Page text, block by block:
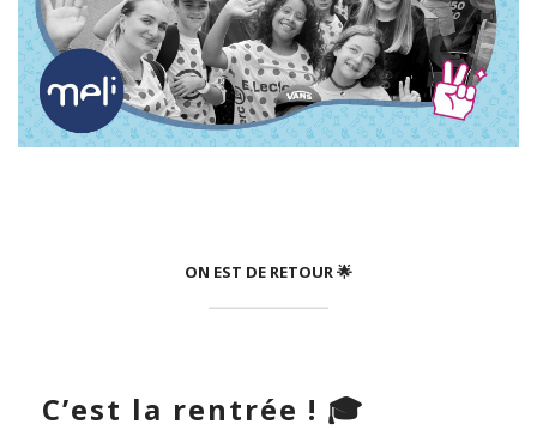
ON EST DE RETOUR 🌟
C’est la rentrée ! 🎓